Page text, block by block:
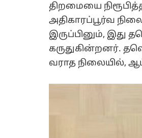
திறமையை
அதிகாரப்பூர்வ
இருப்பினும், இது
கருதுகின்றனர்.
வராத நிலையில்,